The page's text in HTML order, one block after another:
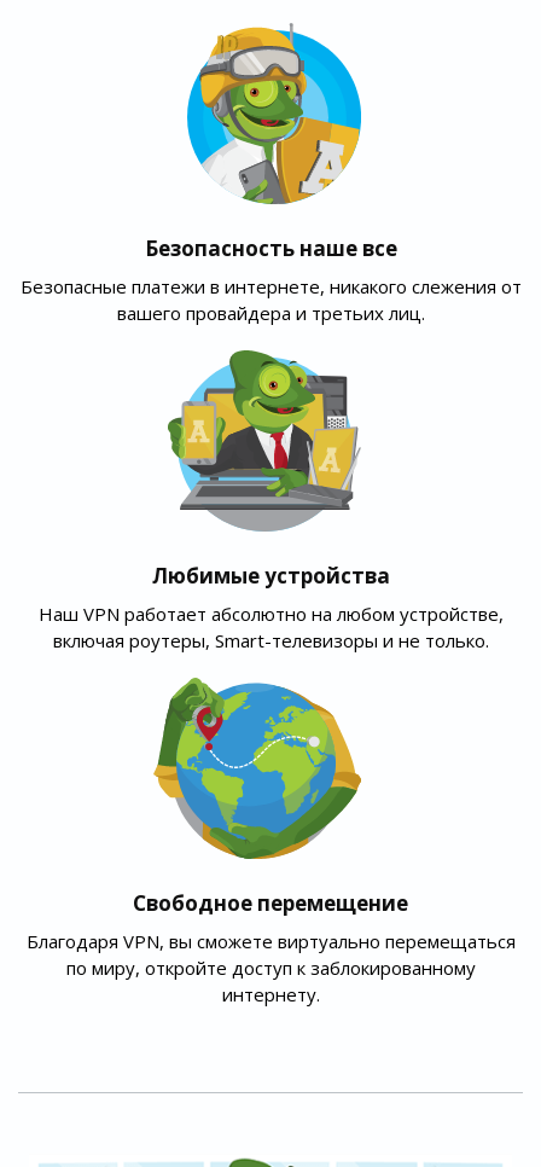
Безопасность наше все
Безопасные платежи в интернете, никакого слежения от
вашего провайдера и третьих лиц.
Любимые устройства
Наш VPN работает абсолютно на любом устройстве,
включая роутеры, Smart-телевизоры и не только.
Свободное перемещение
Благодаря VPN, вы сможете виртуально перемещаться
по миру, откройте доступ к заблокированному
интернету.